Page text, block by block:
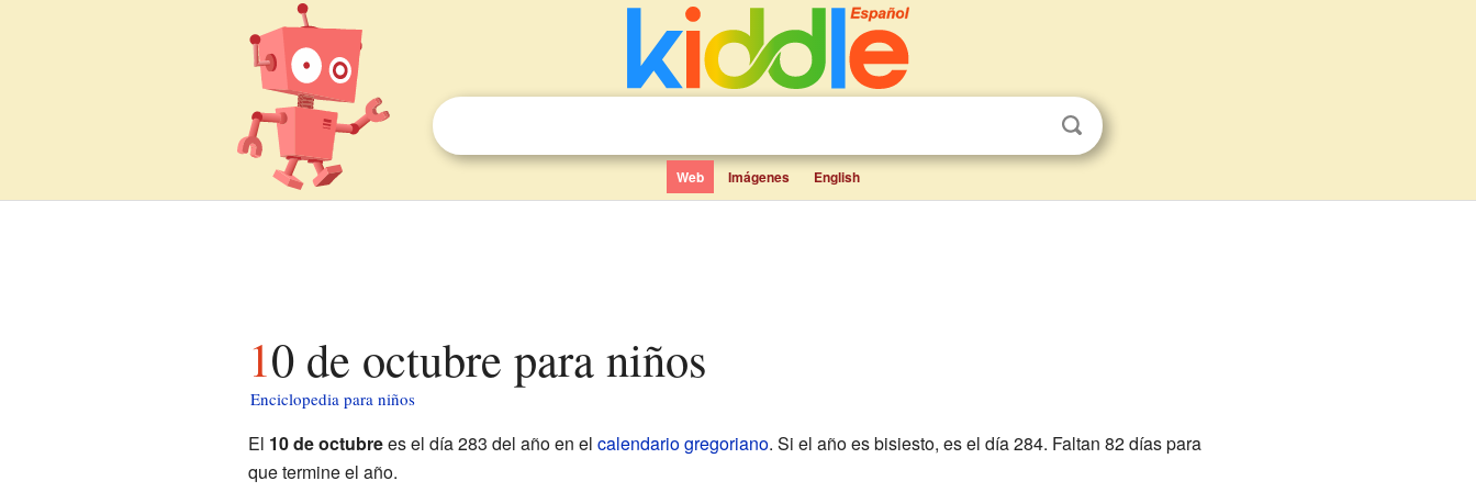
Web Imágenes English
10 de octubre para niños
Enciclopedia para niños
El 10 de octubrees el día 283 del año en el calendario gregoriano. Si el año es bisiesto, es el día 284. Faltan 82 días para
que termine el año.